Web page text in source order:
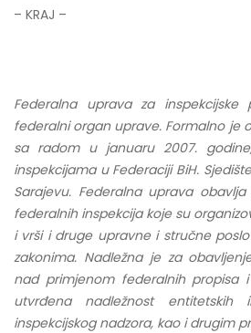
– KRAJ –
Federalna uprava za inspekcijske
federalni organ uprave. Formalno je
sa radom u januaru 2007.
inspekcijama u Federaciji BiH.
Sarajevu. Federalna uprava
federalnih inspekcija koje su
i vrši i druge upravne i stručne
zakonima. Nadležna je za
nad primjenom federalnih propisa
utvrđena nadležnost entitetskih
inspekcijskog nadzora, kao i drugim